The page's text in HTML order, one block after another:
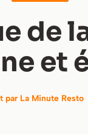
de
et
par La Minute Resto